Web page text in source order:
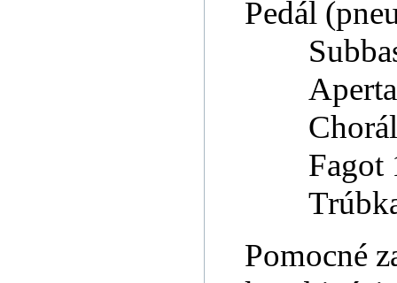
Pedál
Fagot
Pomocné